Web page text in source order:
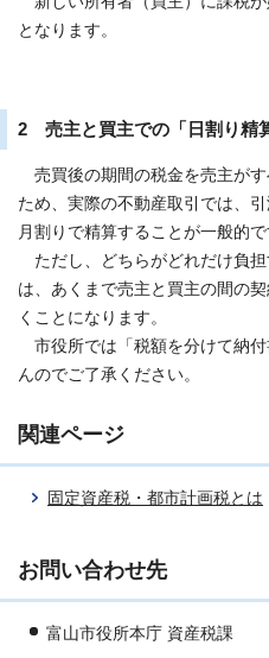
となります。
2 売主と買主での「日割り精
売買後の期間の税金を売主が
ため、実際の不動産取引では、
月割りで精算することが一般的で
ただし、どちらがどれだけ負
は、あくまで売主と買主の間の
くことになります。
市役所では「税額を分けて納
んのでご了承ください。
関連ページ
固定資産税・都市計画税とは
お問い合わせ先
富山市役所本庁 資産税課